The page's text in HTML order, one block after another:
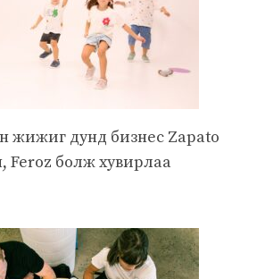
жижиг дунд бизнес Zapato
Feroz болж хувирлаа